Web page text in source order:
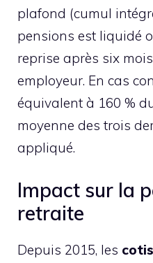
plafond (cumul
pensions est liquidé
reprise après six
employeur. En cas
équivalent à 160 %
moyenne des trois
appliqué.
Impact sur la
retraite
Depuis 2015, les